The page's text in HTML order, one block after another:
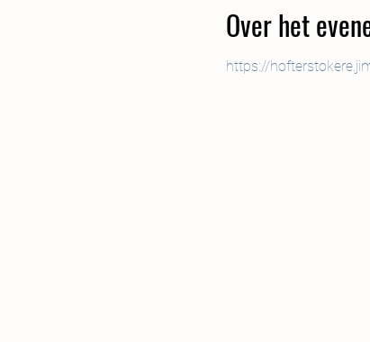
Over het
https://